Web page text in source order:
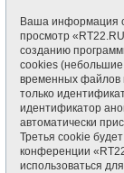
Ваша информация
просмотр
созданию
cookies
временных файлов
только
идентификатор
автоматически
Третья cookie
конференции
использоваться